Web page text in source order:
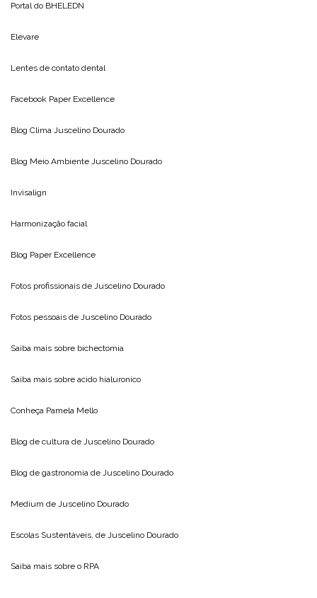
Portal do BHELEDN
Elevare
Lentes de contato dental
Facebook Paper Excellence
Blog Clima Juscelino Dourado
Blog Meio Ambiente Juscelino Dourado
Invisalign
Harmonização facial
Blog Paper Excellence
Fotos profissionais de Juscelino Dourado
Fotos pessoais de Juscelino Dourado
Saiba mais sobre bichectomia
Saiba mais sobre acido hialuronico
Conheça Pamela Mello
Blog de cultura de Juscelino Dourado
Blog de gastronomia de Juscelino Dourado
Medium de Juscelino Dourado
Escolas Sustentáveis, de Juscelino Dourado
Saiba mais sobre o RPA